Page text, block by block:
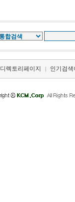
디렉토리페이지 | 인기검색